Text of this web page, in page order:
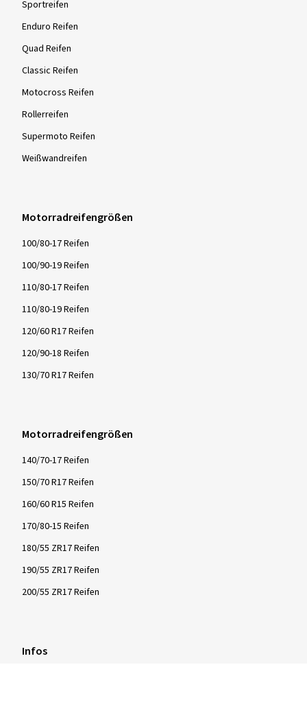
Sportreifen
Enduro Reifen
Quad Reifen
Classic Reifen
Motocross Reifen
Rollerreifen
Supermoto Reifen
Weißwandreifen
Motorradreifengrößen
100/80-17 Reifen
100/90-19 Reifen
110/80-17 Reifen
110/80-19 Reifen
120/60 R17 Reifen
120/90-18 Reifen
130/70 R17 Reifen
Motorradreifengrößen
140/70-17 Reifen
150/70 R17 Reifen
160/60 R15 Reifen
170/80-15 Reifen
180/55 ZR17 Reifen
190/55 ZR17 Reifen
200/55 ZR17 Reifen
Infos